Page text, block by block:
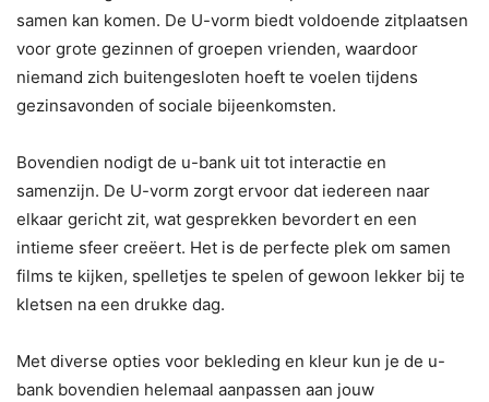
samen kan komen. De U-vorm biedt voldoende zitplaatsen
voor grote gezinnen of groepen vrienden, waardoor
niemand zich buitengesloten hoeft te voelen tijdens
gezinsavonden of sociale bijeenkomsten.
Bovendien nodigt de u-bank uit tot interactie en
samenzijn. De U-vorm zorgt ervoor dat iedereen naar
elkaar gericht zit, wat gesprekken bevordert en een
intieme sfeer creëert. Het is de perfecte plek om samen
films te kijken, spelletjes te spelen of gewoon lekker bij te
kletsen na een drukke dag.
Met diverse opties voor bekleding en kleur kun je de u-
bank bovendien helemaal aanpassen aan jouw